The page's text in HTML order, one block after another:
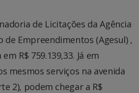
de Licitações da Agência
de Empreendimentos (Agesul) ,
R$ 759.139,33. Já em
mesmos serviços na avenida
2), podem chegar a R$